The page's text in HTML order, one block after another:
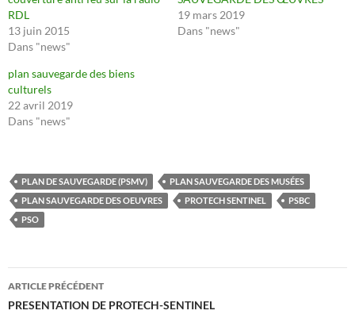
RDL
13 juin 2015
Dans "news"
19 mars 2019
Dans "news"
plan sauvegarde des biens
culturels
22 avril 2019
Dans "news"
PLAN DE SAUVEGARDE (PSMV)
PLAN SAUVEGARDE DES MUSÉES
PLAN SAUVEGARDE DES OEUVRES
PROTECH SENTINEL
PSBC
PSO
Navigation
des
ARTICLE PRÉCÉDENT
PRESENTATION DE PROTECH-SENTINEL